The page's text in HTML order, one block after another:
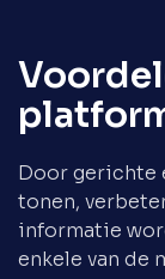
Door gerichte
tonen,
informatie
enkele van de